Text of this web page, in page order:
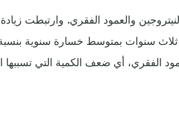
الفقري، أي ضعف الكمية التي تسببها